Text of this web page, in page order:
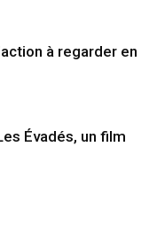
à regarder en
Évadés, un film